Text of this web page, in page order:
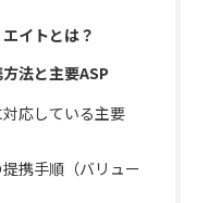
イトとは？
法と主要ASP
応している主要
携手順（バリュー